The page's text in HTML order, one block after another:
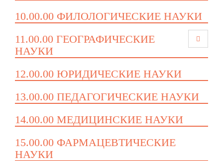
10.00.00 ФИЛОЛОГИЧЕСКИЕ НАУКИ
11.00.00 ГЕОГРАФИЧЕСКИЕ
НАУКИ
12.00.00 ЮРИДИЧЕСКИЕ НАУКИ
13.00.00 ПЕДАГОГИЧЕСКИЕ НАУКИ
14.00.00 МЕДИЦИНСКИЕ НАУКИ
15.00.00 ФАРМАЦЕВТИЧЕСКИЕ
НАУКИ